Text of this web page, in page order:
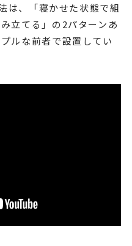
は、「寝かせた状態で組
立てる」の2パターンあ
ルな前者で設置してい